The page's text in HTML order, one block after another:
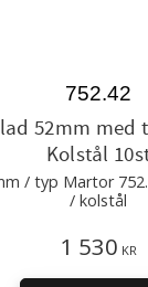
52mm med
Kolstål
/ typ Martor
/ kolstål
752.42
1 530 KR